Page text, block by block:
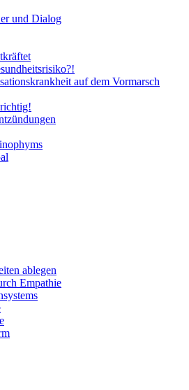
und Dialog
auf dem Vormarsch
ablegen
Empathie